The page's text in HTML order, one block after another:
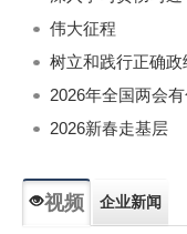
伟大征程
树立和践行正确政
2026年全国两会
2026新春走基层
视频 企业新闻